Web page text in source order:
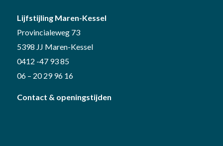
Lijfstijling Maren-Kessel
Provincialeweg 73
5398 JJ Maren-Kessel
0412 -47 93 85
06 – 20 29 96 16
Contact & openingstijden